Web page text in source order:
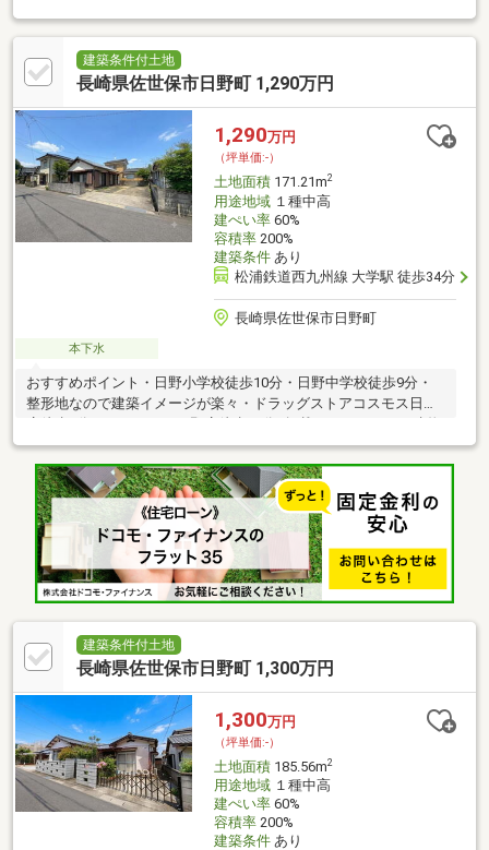
で、いつでもお問い合わせください。
建築条件付土地
長崎県佐世保市日野町 1,290万円
1,290万円
（坪単価:-）
土地面積171.21m2
用途地域１種中高
建ぺい率60%
容積率200%
建築条件あり
松浦鉄道西九州線 大学駅 徒歩34分
長崎県佐世保市日野町
本下水
おすすめポイント・日野小学校徒歩10分・日野中学校徒歩9分・
整形地なので建築イメージが楽々・ドラッグストアコスモス日野
店徒歩3分・マルキョウ日野店徒歩11分※掲載しております、建物
プランは一例です。
建築条件付土地
長崎県佐世保市日野町 1,300万円
1,300万円
（坪単価:-）
土地面積185.56m2
用途地域１種中高
建ぺい率60%
容積率200%
建築条件あり